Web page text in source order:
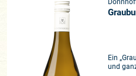
Ein
und